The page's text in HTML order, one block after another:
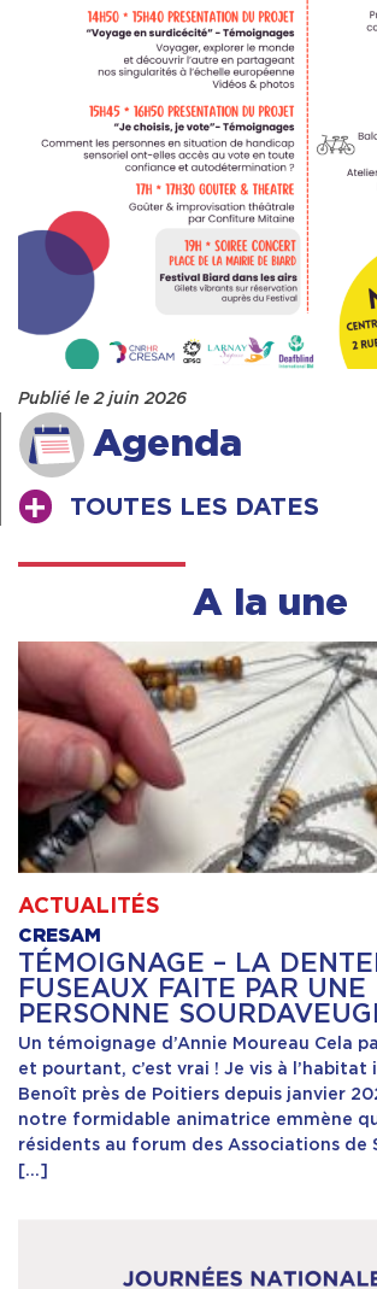
Publié le 2 juin 2026
Agenda
TOUTES LES DATES
A la une
ACTUALITÉS
CRESAM
TÉMOIGNAGE – LA
FUSEAUX FAITE PAR UNE
PERSONNE
Un témoignage d’Annie Moureau Cela
et pourtant, c’est vrai ! Je vis à l’habitat
Benoît près de Poitiers depuis janvier
notre formidable animatrice emmène
résidents au forum des Associations de
[…]